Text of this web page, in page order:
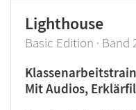
Lighthouse
Basic Edition · Band
Mit Audios,